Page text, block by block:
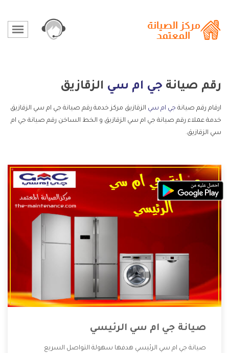
رقم صيانة جي ام سي الزقازيق
ارقام رقم صيانة جي ام سي الزقازيق مركز خدمة رقم صيانة جي ام سي الزقازيق
خدمة عملاء رقم صيانة جي ام سي الزقازيق و الخط الساخن رقم صيانة جي ام
سي الزقازيق.
صيانة جي ام سي الرئيسي
صيانة جي ام سي الرئيسي هدفها سهولة التواصل السريع